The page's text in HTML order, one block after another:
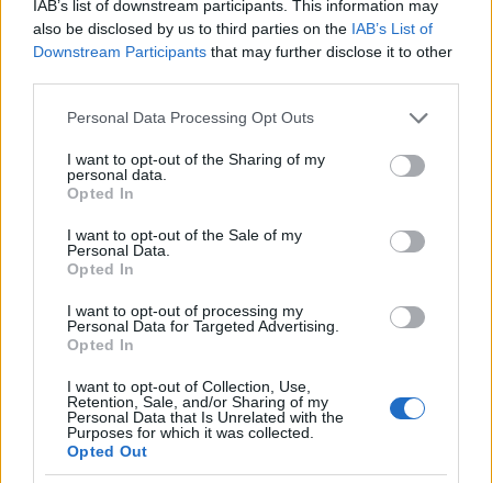
IAB’s list of downstream participants. This information may
also be disclosed by us to third parties on the IAB’s List of
Downstream Participants that may further disclose it to other
Please note that this website/app uses one or more Google
not limited to your visit or usage behaviour. You may click to
grant or deny consent to Google and its third-party tags to
use your data for below specified purposes in below Google
consent section.
Personal Data Processing Opt Outs
I want to opt-out of the Sharing of my
personal data.
Opted In
I want to opt-out of the Sale of my
Personal Data.
Opted In
I want to opt-out of processing my
Personal Data for Targeted Advertising.
Opted In
I want to opt-out of Collection, Use,
Retention, Sale, and/or Sharing of my
Personal Data that Is Unrelated with the
Purposes for which it was collected.
Opted Out
ATP Masters 1000 Montreal 2026: orari e partite del 7
PIÙ LETTI
Guida per tennisti: come mantenere la performance
sui campi in terra rossa
Chi è Thomas Fabbiano: la carriera del tennista
pugliese
finali rinviate e proteste
ATP Challenger Tour 2026: i tornei di agosto e i
protagonisti italiani